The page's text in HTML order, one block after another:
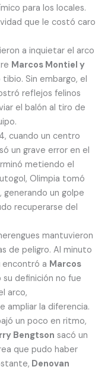
para los locales.
que le costó caro
a inquietar el arco
Marcos Montiel y
Sin embargo, el
reflejos felinos
el balón al tiro de
cuando un centro
un grave error en el
metiendo el
Olimpia tomó
un golpe
recuperarse del
mantuvieron
de peligro. Al minuto
encontró a Marcos
definición no fue
arco,
ampliar la diferencia.
un poco en ritmo,
Bengtson sacó un
que pudo haber
Denovan